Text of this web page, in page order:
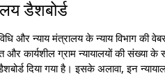
डैशबोर्ड
और न्याय मंत्रालय के न्याय विभाग की
और कार्यशील ग्राम न्यायालयों की
दिया गया है। इसके अलावा, इन